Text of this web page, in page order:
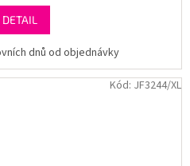
DETAIL
dnů od objednávky
Kód: JF3244/XL